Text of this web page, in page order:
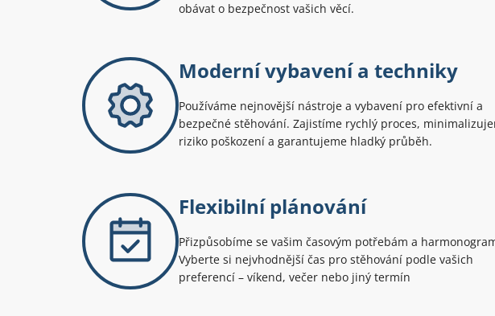
obávat o bezpečnost vašich věcí.
Moderní vybavení a techniky
Používáme nejnovější nástroje a vybavení pro efektivní a
bezpečné stěhování. Zajistíme rychlý proces,
riziko poškození a garantujeme hladký průběh.
Flexibilní plánování
Přizpůsobíme se vašim časovým potřebám a
Vyberte si nejvhodnější čas pro stěhování podle vašich
preferencí – víkend, večer nebo jiný termín